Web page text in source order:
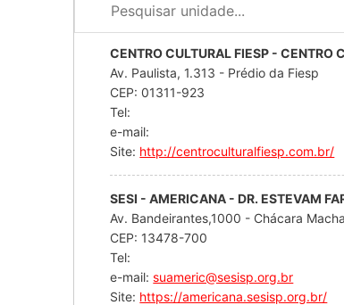
CENTRO CULTURAL FIESP - CENTRO
Av. Paulista, 1.313 - Prédio da Fiesp
CEP: 01311-923
Tel:
e-mail:
Site: http://centroculturalfiesp.com.br/
SESI - AMERICANA - DR. ESTEVAM
Av. Bandeirantes,1000 - Chácara
CEP: 13478-700
Tel:
e-mail:suameric@sesisp.org.br
Site: https://americana.sesisp.org.br/